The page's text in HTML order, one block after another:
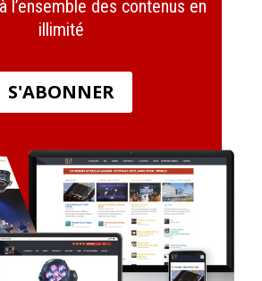
l’ensemble des contenus en
illimité
S'ABONNER